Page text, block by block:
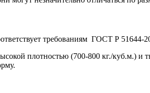
требованиям ГОСТ Р 51644-
плотностью (700-800 кг./куб.м.) и